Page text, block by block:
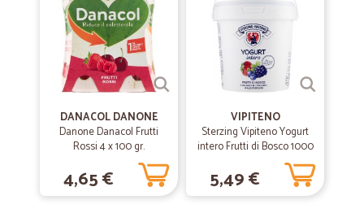
Ottimo venditore, consegna velocissima, grazie
—Giancarlo P.
Sempre puntuali impeccabili..
Sempre puntuali impeccabili... complimenti !!
19/04/2020
Chiara M.
Inizio difficile ma ora niente da dire
DANACOL DANONE
Danone Danacol Frutti
Rossi 4 x 100 gr.
4,65 €
VIPITENO
Sterzing Vipiteno Yogurt
intero Frutti di Bosco 1000
5,49 €